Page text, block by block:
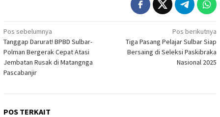
Navigasi
pos
Pos sebelumnya
Tanggap Darurat! BPBD Sulbar-
Polman Bergerak Cepat Atasi
Jembatan Rusak di Matangnga
Pascabanjir
Pos berikutnya
Tiga Pasang Pelajar Sulbar Siap
Bersaing di Seleksi Paskibraka
Nasional 2025
POS TERKAIT